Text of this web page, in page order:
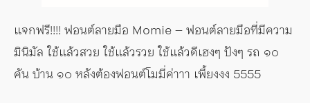
แจกฟรี!!!! ฟอนต์ลายมือ Momie – ฟอนต์ลายมือที่มีความ
มินิมัล ใช้แล้วสวย ใช้แล้วรวย ใช้แล้วดีเฮงๆ ปังๆ รถ ๑๐
คัน บ้าน ๑๐ หลังต้องฟอนต์โมมี่ค่าาา เพี้ยงงง 5555